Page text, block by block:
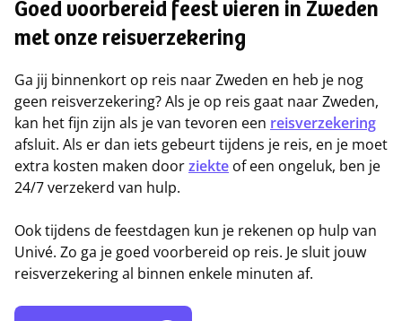
Goed voorbereid feest vieren in Zweden
met onze reisverzekering
Ga jij binnenkort op reis naar Zweden en heb je nog
geen reisverzekering? Als je op reis gaat naar Zweden,
kan het fijn zijn als je van tevoren een reisverzekering
afsluit. Als er dan iets gebeurt tijdens je reis, en je moet
extra kosten maken doorziekte of een ongeluk, ben je
24/7 verzekerd van hulp.
Ook tijdens de feestdagen kun je rekenen op hulp van
Univé. Zo ga je goed voorbereid op reis. Je sluit jouw
reisverzekering al binnen enkele minuten af.